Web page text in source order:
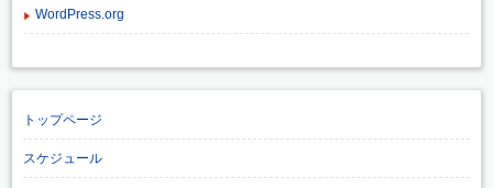
WordPress.org
トップページ
スケジュール